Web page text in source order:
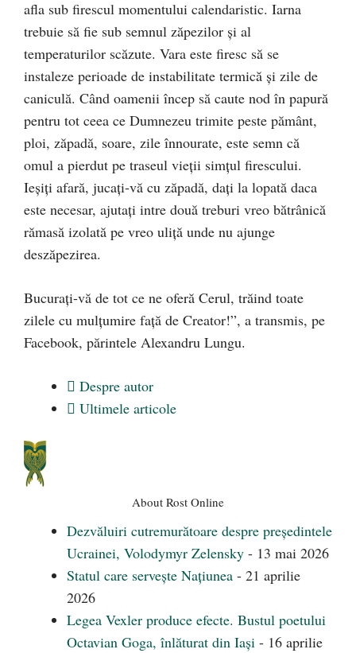
afla sub firescul momentului calendaristic. Iarna
trebuie să fie sub semnul zăpezilor și al
temperaturilor scăzute. Vara este firesc să se
instaleze perioade de instabilitate termică și zile de
caniculă. Când oamenii încep să caute nod în papură
pentru tot ceea ce Dumnezeu trimite peste pământ,
ploi, zăpadă, soare, zile înnourate, este semn că
omul a pierdut pe traseul vieții simțul firescului.
Ieșiți afară, jucați-vă cu zăpadă, dați la lopată daca
este necesar, ajutați intre două treburi vreo bătrânică
rămasă izolată pe vreo uliță unde nu ajunge
deszăpezirea.
Bucurați-vă de tot ce ne oferă Cerul, trăind toate
zilele cu mulțumire față de Creator!”, a transmis, pe
Facebook, părintele Alexandru Lungu.
Despre autor
Ultimele articole
About Rost Online
Dezvăluiri cutremurătoare despre președintele
Ucrainei, Volodymyr Zelensky - 13 mai 2026
Statul care servește Națiunea - 21 aprilie
2026
Legea Vexler produce efecte. Bustul poetului
Octavian Goga, înlăturat din Iași - 16 aprilie